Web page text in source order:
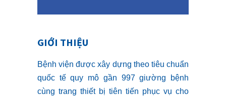
GIỚI THIỆU
Bệnh viện được xây dựng theo tiêu chuẩn
quốc tế quy mô gần 997 giường bệnh
cùng trang thiết bị tiên tiến phục vụ cho